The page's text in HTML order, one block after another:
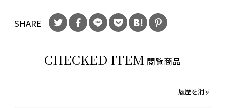
SHARE
CHECKED ITEM 閲覧商品
履歴を消す